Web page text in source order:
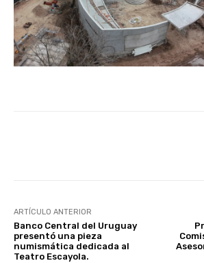
ARTÍCULO ANTERIOR
Banco Central del Uruguay
presentó una pieza
numismática dedicada al
Teatro Escayola.